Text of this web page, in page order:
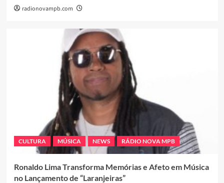
radionovampb.com
CULTURA MÚSICA NEWS RÁDIO NOVA MPB
Ronaldo Lima Transforma Memórias e Afeto em Música
no Lançamento de “Laranjeiras”